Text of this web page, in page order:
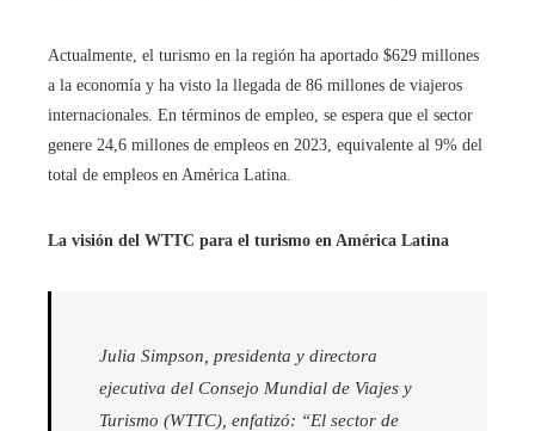
Actualmente, el turismo en la región ha aportado $629 millones
a la economía y ha visto la llegada de 86 millones de viajeros
internacionales. En términos de empleo, se espera que el sector
genere 24,6 millones de empleos en 2023, equivalente al 9% del
total de empleos en América Latina.
La visión del WTTC para el turismo en América Latina
Julia Simpson, presidenta y directora
ejecutiva del Consejo Mundial de Viajes y
Turismo (WTTC), enfatizó: “El sector de